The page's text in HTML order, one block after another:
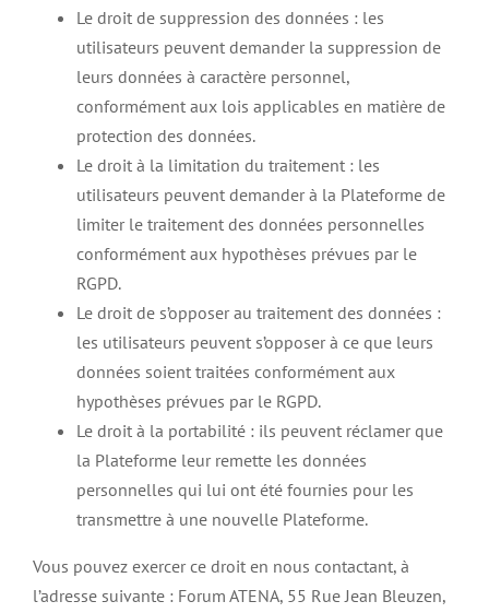
Le droit de suppression des données : les
utilisateurs peuvent demander la suppression de
leurs données à caractère personnel,
conformément aux lois applicables en matière de
protection des données.
Le droit à la limitation du traitement : les
utilisateurs peuvent demander à la Plateforme de
limiter le traitement des données personnelles
conformément aux hypothèses prévues par le
RGPD.
Le droit de s’opposer au traitement des données :
les utilisateurs peuvent s’opposer à ce que leurs
données soient traitées conformément aux
hypothèses prévues par le RGPD.
Le droit à la portabilité : ils peuvent réclamer que
la Plateforme leur remette les données
personnelles qui lui ont été fournies pour les
transmettre à une nouvelle Plateforme.
Vous pouvez exercer ce droit en nous contactant, à
l’adresse suivante : Forum ATENA, 55 Rue Jean Bleuzen,